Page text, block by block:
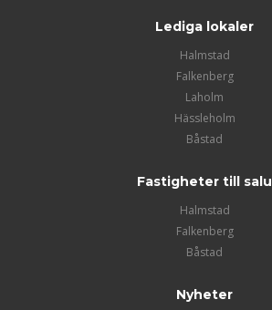
Lediga lokaler
Halmstad
Falkenberg
Laholm
Hässleholm
Båstad
Fastigheter till salu
Halmstad
Falkenberg
Båstad
Nyheter